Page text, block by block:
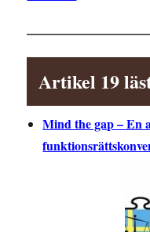
Artikel 19
Mind the gap – En